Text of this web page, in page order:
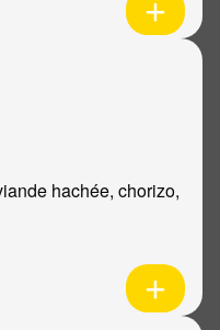
hachée, chorizo,